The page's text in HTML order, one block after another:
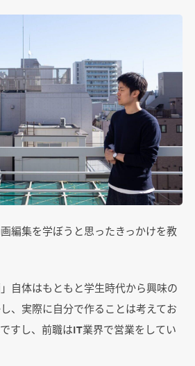
編集を学ぼうと思ったきっかけを教
」自体はもともと学生時代から興味の
、実際に自分で作ることは考えてお
すし、前職はIT業界で営業をしてい